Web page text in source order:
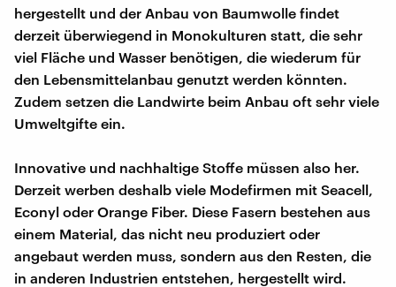
hergestellt und der Anbau von Baumwolle findet
derzeit überwiegend in Monokulturen statt, die sehr
viel Fläche und Wasser benötigen, die wiederum für
den Lebensmittelanbau genutzt werden könnten.
Zudem setzen die Landwirte beim Anbau oft sehr viele
Umweltgifte ein.
Innovative und nachhaltige Stoffe müssen also her.
Derzeit werben deshalb viele Modefirmen mit Seacell,
Econyl oder Orange Fiber. Diese Fasern bestehen aus
einem Material, das nicht neu produziert oder
angebaut werden muss, sondern aus den Resten, die
in anderen Industrien entstehen, hergestellt wird.